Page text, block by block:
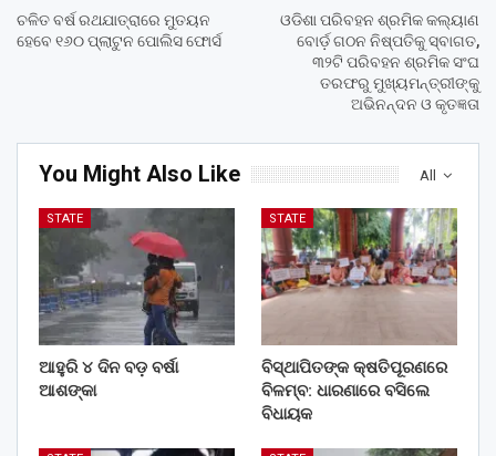
ଚଳିତ ବର୍ଷ ରଥଯାତ୍ରାରେ ମୁତୟନ
ହେବେ ୧୬୦ ପ୍ଲାଟୁନ ପୋଲିସ ଫୋର୍ସ
ଓଡିଶା ପରିବହନ ଶ୍ରମିକ କଲ୍ୟାଣ
ବୋର୍ଡ଼ ଗଠନ ନିଷ୍ପତିକୁ ସ୍ବାଗତ,
୩୨ଟି ପରିବହନ ଶ୍ରମିକ ସଂଘ
ତରଫରୁ ମୁଖ୍ୟମନ୍ତ୍ରୀଙ୍କୁ
ଅଭିନନ୍ଦନ ଓ କୃତଜ୍ଞତା
All
You Might Also Like
STATE
ଆହୁରି ୪ ଦିନ ବଡ଼ ବର୍ଷା
ଆଶଙ୍କା
STATE
ବିସ୍ଥାପିତଙ୍କ କ୍ଷତିପୂରଣରେ
ବିଳମ୍ବ: ଧାରଣାରେ ବସିଲେ
ବିଧାୟକ